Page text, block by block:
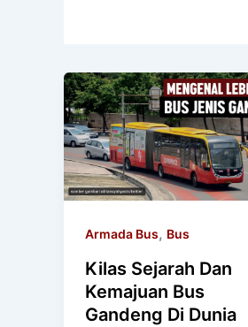
Armada Bus, Bus
Kilas Sejarah Dan
Kemajuan Bus
Gandeng Di Dunia